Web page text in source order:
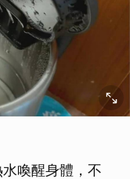
喚醒身體，不